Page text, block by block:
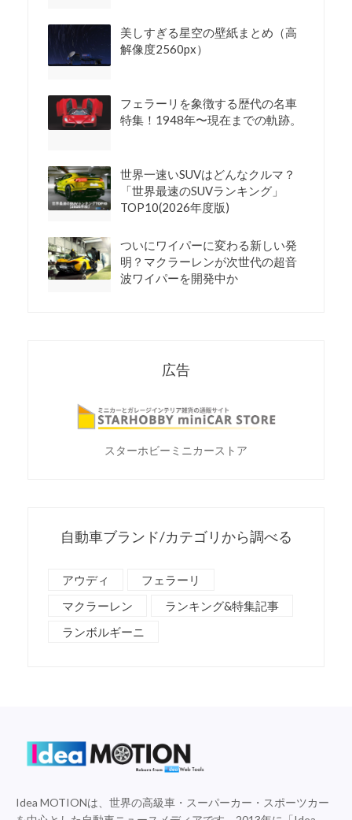
美しすぎる星空の壁紙まとめ（高
解像度2560px）
フェラーリを象徴する歴代の名車
特集！1948年〜現在までの軌跡。
世界一速いSUVはどんなクルマ？
「世界最速のSUVランキング」
TOP10(2026年度版)
ついにワイパーに変わる新しい発
明？マクラーレンが次世代の超音
波ワイパーを開発中か
広告
スターホビーミニカーストア
自動車ブランド/カテゴリから調べる
アウディ
フェラーリ
マクラーレン
ランキング&特集記事
ランボルギーニ
Idea MOTIONは、世界の高級車・スーパーカー・スポーツカー